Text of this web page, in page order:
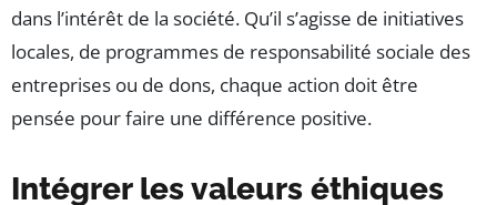
dans l’intérêt de la société. Qu’il s’agisse de initiatives
locales, de programmes de responsabilité sociale des
entreprises ou de dons, chaque action doit être
pensée pour faire une différence positive.
Intégrer les valeurs éthiques